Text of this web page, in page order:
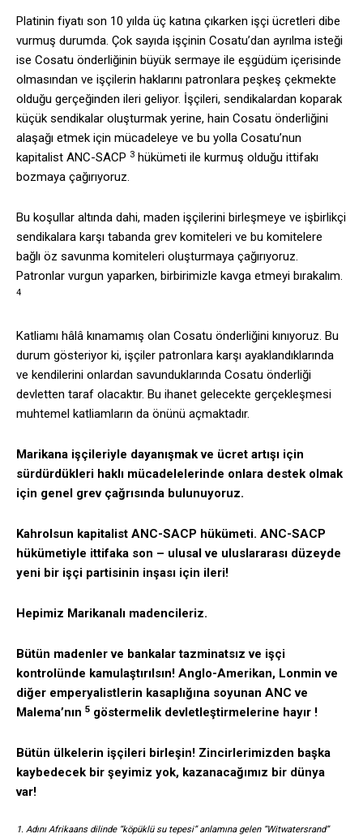
Platinin fiyatı son 10 yılda üç katına çıkarken işçi ücretleri dibe
vurmuş durumda. Çok sayıda işçinin Cosatu’dan ayrılma isteği
ise Cosatu önderliğinin büyük sermaye ile eşgüdüm içerisinde
olmasından ve işçilerin haklarını patronlara peşkeş çekmekte
olduğu gerçeğinden ileri geliyor. İşçileri, sendikalardan koparak
küçük sendikalar oluşturmak yerine, hain Cosatu önderliğini
alaşağı etmek için mücadeleye ve bu yolla Cosatu’nun
kapitalist ANC-SACP 3 hükümeti ile kurmuş olduğu ittifakı
bozmaya çağırıyoruz.
Bu koşullar altında dahi, maden işçilerini birleşmeye ve işbirlikçi
sendikalara karşı tabanda grev komiteleri ve bu komitelere
bağlı öz savunma komiteleri oluşturmaya çağırıyoruz.
Patronlar vurgun yaparken, birbirimizle kavga etmeyi bırakalım.
4
Katliamı hâlâ kınamamış olan Cosatu önderliğini kınıyoruz. Bu
durum gösteriyor ki, işçiler patronlara karşı ayaklandıklarında
ve kendilerini onlardan savunduklarında Cosatu önderliği
devletten taraf olacaktır. Bu ihanet gelecekte gerçekleşmesi
muhtemel katliamların da önünü açmaktadır.
Marikana işçileriyle dayanışmak ve ücret artışı için
sürdürdükleri haklı mücadelelerinde onlara destek olmak
için genel grev çağrısında bulunuyoruz.
Kahrolsun kapitalist ANC-SACP hükümeti. ANC-SACP
hükümetiyle ittifaka son – ulusal ve uluslararası düzeyde
yeni bir işçi partisinin inşası için ileri!
Hepimiz Marikanalı madencileriz.
Bütün madenler ve bankalar tazminatsız ve işçi
kontrolünde kamulaştırılsın! Anglo-Amerikan, Lonmin ve
diğer emperyalistlerin kasaplığına soyunan ANC ve
Malema’nın 5 göstermelik devletleştirmelerine hayır !
Bütün ülkelerin işçileri birleşin! Zincirlerimizden başka
kaybedecek bir şeyimiz yok, kazanacağımız bir dünya
var!
1. Adını Afrikaans dilinde “köpüklü su tepesi” anlamına gelen “Witwatersrand”